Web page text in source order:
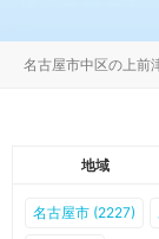
名古屋市中区の上前
地域
名古屋市 (2227)